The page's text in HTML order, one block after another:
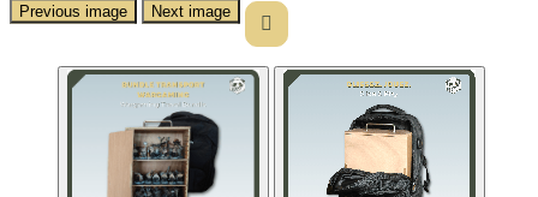
Previous image Next image
